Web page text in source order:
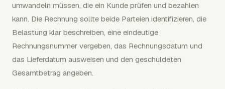
umwandeln müssen, die ein Kunde prüfen und bezahlen
kann. Die Rechnung sollte beide Parteien identifizieren, die
Belastung klar beschreiben, eine eindeutige
Rechnungsnummer vergeben, das Rechnungsdatum und
das Lieferdatum ausweisen und den geschuldeten
Gesamtbetrag angeben.